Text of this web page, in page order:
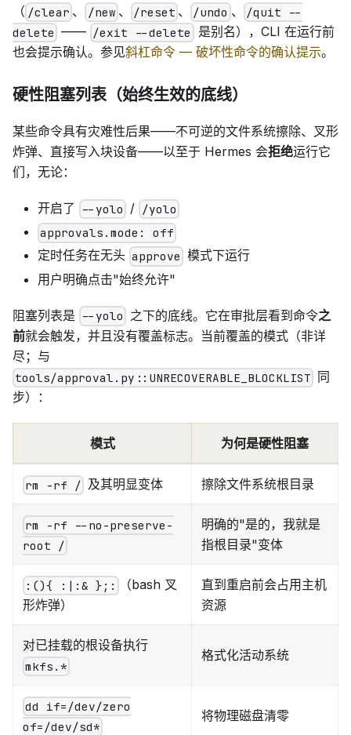
（ /clear 、 /new、 /reset 、 /undo 、
/quit --
delete —— /exit --delete
是别名），CLI 在运行前
也会提示确认。参见斜杠命令 — 破坏性命令的确认提示。
硬性阻塞列表（始终生效的底线）
某些命令具有灾难性后果——不可逆的文件系统擦除、叉形
炸弹、直接写入块设备——以至于 Hermes 会拒绝运行它
们，无论：
开启了 --yolo / /yolo
approvals.mode: off
定时任务在无头 approve 模式下运行
用户明确点击"始终允许"
阻塞列表是 --yolo 之下的底线。它在审批层看到命令之
前就会触发，并且没有覆盖标志。当前覆盖的模式（非详
尽；与
tools/approval.py::UNRECOVERABLE_BLOCKLIST 同
步）：
模式 为何是硬性阻塞
rm -rf / 及其明显变体 擦除文件系统根目录
rm -rf --no-preserve-
root /
明确的"是的，我就是
指根目录"变体
:(){ :|:& };:
（bash 叉
形炸弹）
直到重启前会占用主机
资源
对已挂载的根设备执行
mkfs.*
格式化活动系统
dd if=/dev/zero
of=/dev/sd*
将物理磁盘清零